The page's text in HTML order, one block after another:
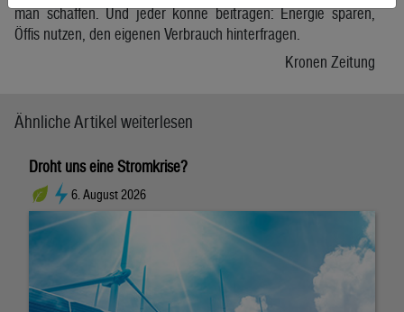
man schaffen. Und jeder könne beitragen: Energie sparen,
Öffis nutzen, den eigenen Verbrauch hinterfragen.
Kronen Zeitung
Ähnliche Artikel weiterlesen
Droht uns eine Stromkrise?
6. August 2026